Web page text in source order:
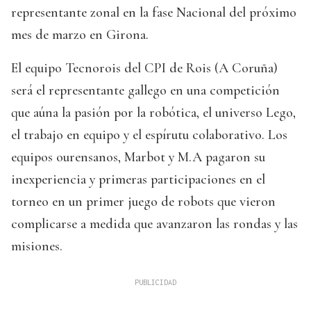
representante zonal en la fase Nacional del próximo
mes de marzo en Girona.
El equipo Tecnorois del CPI de Rois (A Coruña)
será el representante gallego en una competición
que aúna la pasión por la robótica, el universo Lego,
el trabajo en equipo y el espírutu colaborativo. Los
equipos ourensanos, Marbot y M.A pagaron su
inexperiencia y primeras participaciones en el
torneo en un primer juego de robots que vieron
complicarse a medida que avanzaron las rondas y las
misiones.